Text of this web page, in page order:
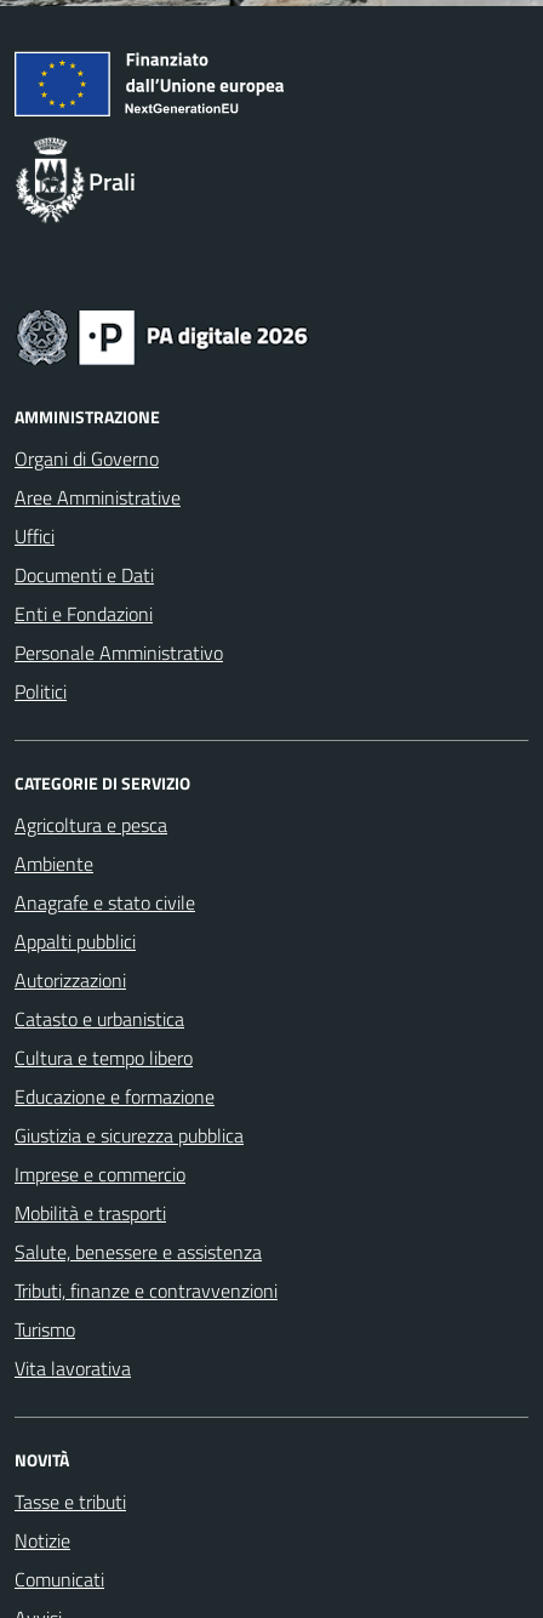
Prali
AMMINISTRAZIONE
Organi di Governo
Aree Amministrative
Uffici
Documenti e Dati
Enti e Fondazioni
Personale Amministrativo
Politici
CATEGORIE DI SERVIZIO
Agricoltura e pesca
Ambiente
Anagrafe e stato civile
Appalti pubblici
Autorizzazioni
Catasto e urbanistica
Cultura e tempo libero
Educazione e formazione
Giustizia e sicurezza pubblica
Imprese e commercio
Mobilità e trasporti
Salute, benessere e assistenza
Tributi, finanze e contravvenzioni
Turismo
Vita lavorativa
NOVITÀ
Tasse e tributi
Notizie
Comunicati